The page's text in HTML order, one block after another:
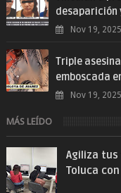
desaparición
Nov 19, 2025
Triple
emboscada
Nov 19, 2025
MÁS LEÍDO
Agiliza tus
Toluca